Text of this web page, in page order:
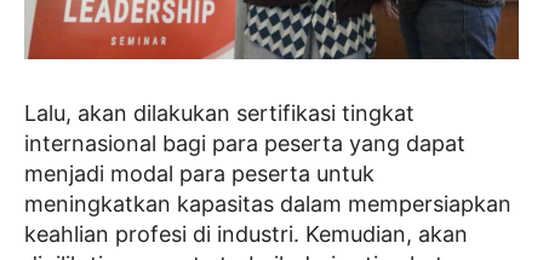
Lalu, akan dilakukan sertifikasi tingkat
internasional bagi para peserta yang dapat
menjadi modal para peserta untuk
meningkatkan kapasitas dalam mempersiapkan
keahlian profesi di industri. Kemudian, akan